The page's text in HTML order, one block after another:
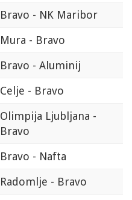
Bravo - NK Maribor
Mura - Bravo
Bravo - Aluminij
Celje - Bravo
Olimpija Ljubljana -
Bravo
Bravo - Nafta
Radomlje - Bravo